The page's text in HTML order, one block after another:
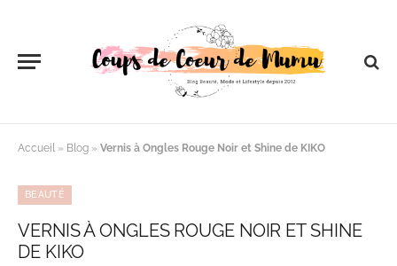
Accueil » Blog » Vernis à Ongles Rouge Noir et Shine de KIKO
BEAUTÉ
VERNIS À ONGLES ROUGE NOIR ET SHINE
DE KIKO